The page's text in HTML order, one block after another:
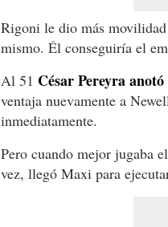
Rigoni le dio más
mismo. Él conseguiría el
Al 51 César Pereyra
ventaja nuevamente a
inmediatamente.
Pero cuando mejor jugaba
vez, llegó Maxi para